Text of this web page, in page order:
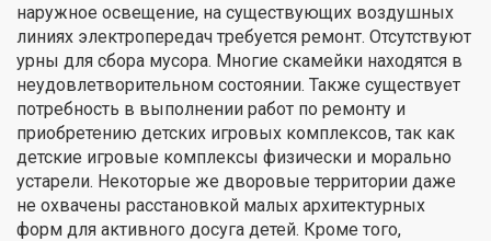
наружное освещение, на существующих воздушных
линиях электропередач требуется ремонт. Отсутствуют
урны для сбора мусора. Многие скамейки находятся в
неудовлетворительном состоянии. Также существует
потребность в выполнении работ по ремонту и
приобретению детских игровых комплексов, так как
детские игровые комплексы физически и морально
устарели. Некоторые же дворовые территории даже
не охвачены расстановкой малых архитектурных
форм для активного досуга детей. Кроме того,